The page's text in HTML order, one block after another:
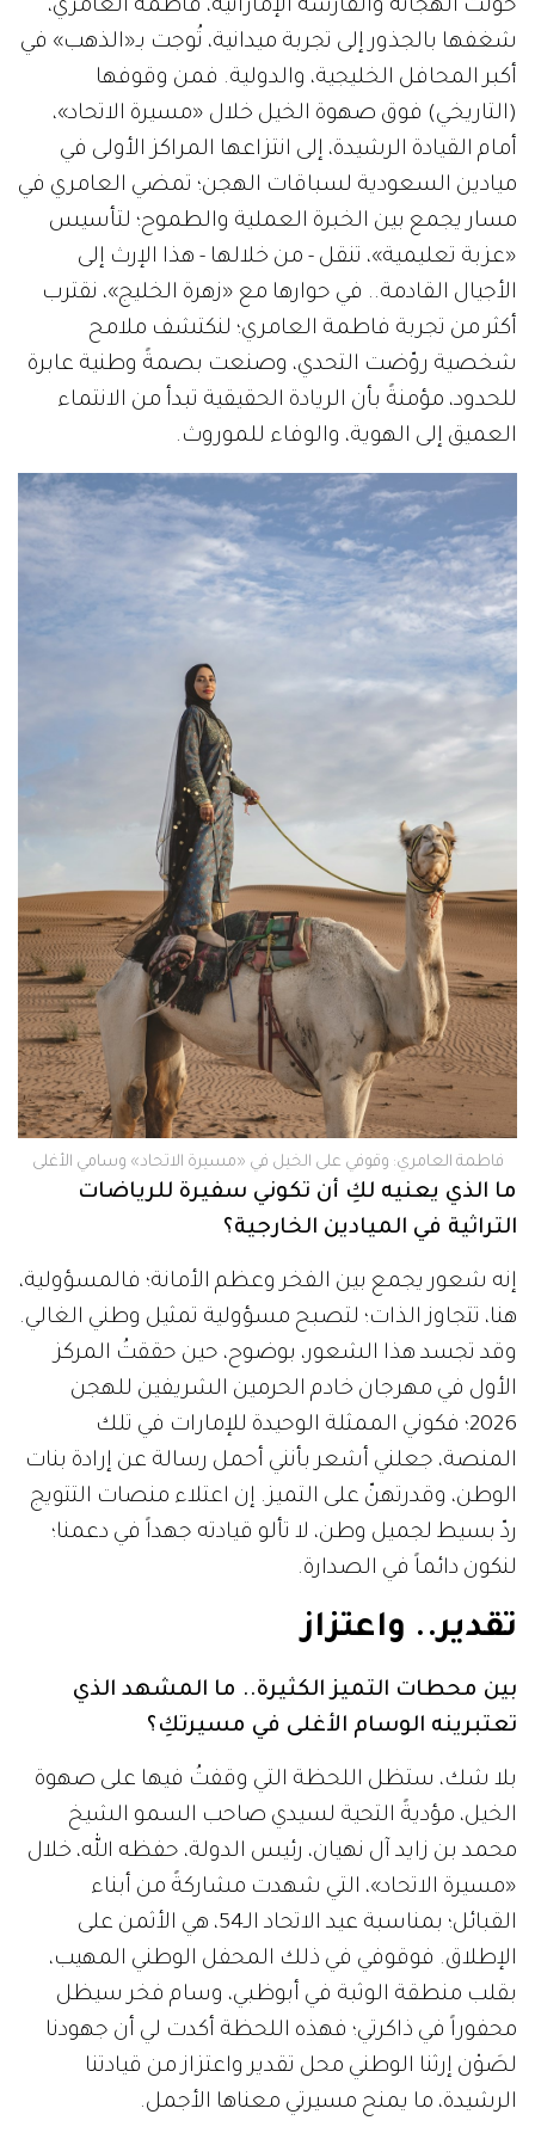
حوّلت الهجانة والفارسة الإماراتية، فاطمة العامري،
شغفها بالجذور إلى تجربة ميدانية، تُوجت بـ«الذهب» في
أكبر المحافل الخليجية، والدولية. فمن وقوفها
(التاريخي) فوق صهوة الخيل خلال «مسيرة الاتحاد»،
أمام القيادة الرشيدة، إلى انتزاعها المراكز الأولى في
ميادين السعودية لسباقات الهجن؛ تمضي العامري في
مسار يجمع بين الخبرة العملية والطموح؛ لتأسيس
«عزبة تعليمية»، تنقل - من خلالها - هذا الإرث إلى
الأجيال القادمة.. في حوارها مع «زهرة الخليج»، نقترب
أكثر من تجربة فاطمة العامري؛ لنكتشف ملامح
شخصية روّضت التحدي، وصنعت بصمةً وطنية عابرة
للحدود، مؤمنةً بأن الريادة الحقيقية تبدأ من الانتماء
العميق إلى الهوية، والوفاء للموروث.
فاطمة العامري: وقوفي على الخيل في «مسيرة الاتحاد» وسامي الأغلى
ما الذي يعنيه لكِ أن تكوني سفيرة للرياضات
التراثية في الميادين الخارجية؟
إنه شعور يجمع بين الفخر وعظم الأمانة؛ فالمسؤولية،
هنا، تتجاوز الذات؛ لتصبح مسؤولية تمثيل وطني الغالي.
وقد تجسد هذا الشعور، بوضوح، حين حققتُ المركز
الأول في مهرجان خادم الحرمين الشريفين للهجن
2026؛ فكوني الممثلة الوحيدة للإمارات في تلك
المنصة، جعلني أشعر بأنني أحمل رسالة عن إرادة بنات
الوطن، وقدرتهنّ على التميز. إن اعتلاء منصات التتويج
ردّ بسيط لجميل وطن، لا تألو قيادته جهداً في دعمنا؛
لنكون دائماً في الصدارة.
تقدير.. واعتزاز
بين محطات التميز الكثيرة.. ما المشهد الذي
تعتبرينه الوسام الأغلى في مسيرتكِ؟
بلا شك، ستظل اللحظة التي وقفتُ فيها على صهوة
الخيل، مؤديةً التحية لسيدي صاحب السمو الشيخ
محمد بن زايد آل نهيان، رئيس الدولة، حفظه الله، خلال
«مسيرة الاتحاد»، التي شهدت مشاركةً من أبناء
القبائل؛ بمناسبة عيد الاتحاد الـ54، هي الأثمن على
الإطلاق. فوقوفي في ذلك المحفل الوطني المهيب،
بقلب منطقة الوثبة في أبوظبي، وسام فخر سيظل
محفوراً في ذاكرتي؛ فهذه اللحظة أكدت لي أن جهودنا
لصَوْن إرثنا الوطني محل تقدير واعتزاز من قيادتنا
الرشيدة، ما يمنح مسيرتي معناها الأجمل.